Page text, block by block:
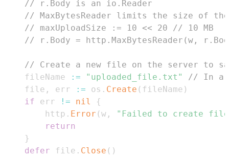
// r.Body is an io.Reader
// MaxBytesReader limits the size of
// maxUploadSize := 10 << 20 // 10 MB
// r.Body = http.MaxBytesReader(w,
// Create a new file on the server to
	fileName
:= "uploaded_file.txt"
// In a
	file
, err := os . Create ( fileName )
if err != nil
{
		http
. Error (w ,
"Failed to create
return
}
defer file . Close ( )